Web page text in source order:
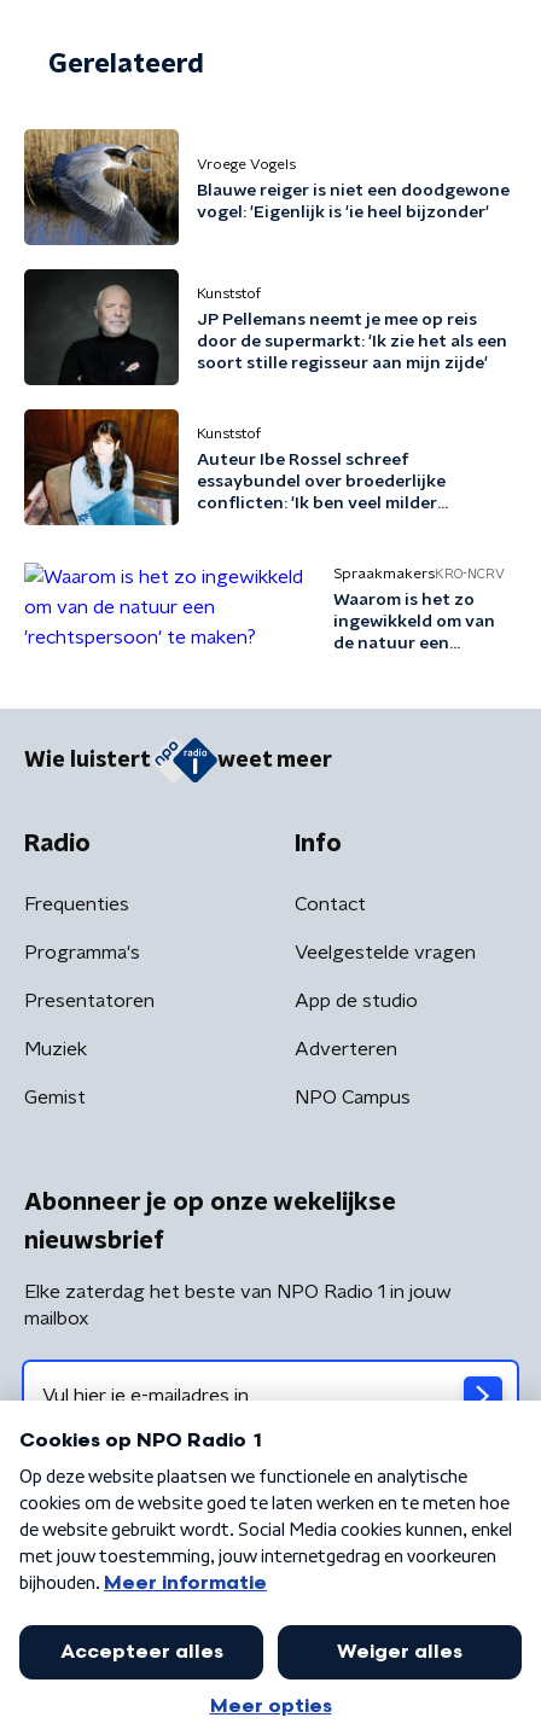
Gerelateerd
Vroege Vogels
Blauwe reiger is niet een doodgewone
vogel: 'Eigenlijk is 'ie heel bijzonder'
Kunststof
JP Pellemans neemt je mee op reis
door de supermarkt: 'Ik zie het als een
soort stille regisseur aan mijn zijde'
Kunststof
Auteur Ibe Rossel schreef
essaybundel over broederlijke
conflicten: 'Ik ben veel milder
SpraakmakersKRO-NCRV
Waarom is het zo
ingewikkeld om van
de natuur een
Wie luistert weet meer
Radio
Frequenties
Programma's
Presentatoren
Muziek
Gemist
Info
Contact
Veelgestelde vragen
App de studio
Adverteren
NPO Campus
Abonneer je op onze wekelijkse
nieuwsbrief
Elke zaterdag het beste van NPO Radio 1 in jouw
mailbox
Algemene voorwaarden